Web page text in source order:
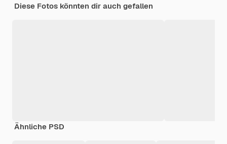
Diese Fotos könnten dir auch gefallen
Ähnliche PSD